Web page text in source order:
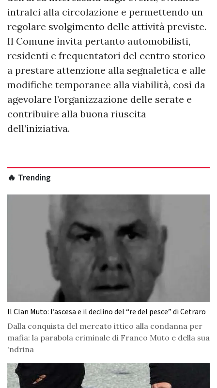
intralci alla circolazione e permettendo un
regolare svolgimento delle attività previste.
Il Comune invita pertanto automobilisti,
residenti e frequentatori del centro storico
a prestare attenzione alla segnaletica e alle
modifiche temporanee alla viabilità, così da
agevolare l’organizzazione delle serate e
contribuire alla buona riuscita
dell’iniziativa.
🔥 Trending
Il Clan Muto: l’ascesa e il declino del “re del pesce” di Cetraro
Dalla conquista del mercato ittico alla condanna per
mafia: la parabola criminale di Franco Muto e della sua
'ndrina